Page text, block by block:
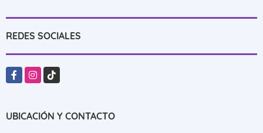
REDES SOCIALES
FacebookInstagram
TikTok
UBICACIÓN Y CONTACTO